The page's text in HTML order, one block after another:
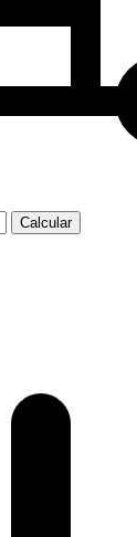
Calcular